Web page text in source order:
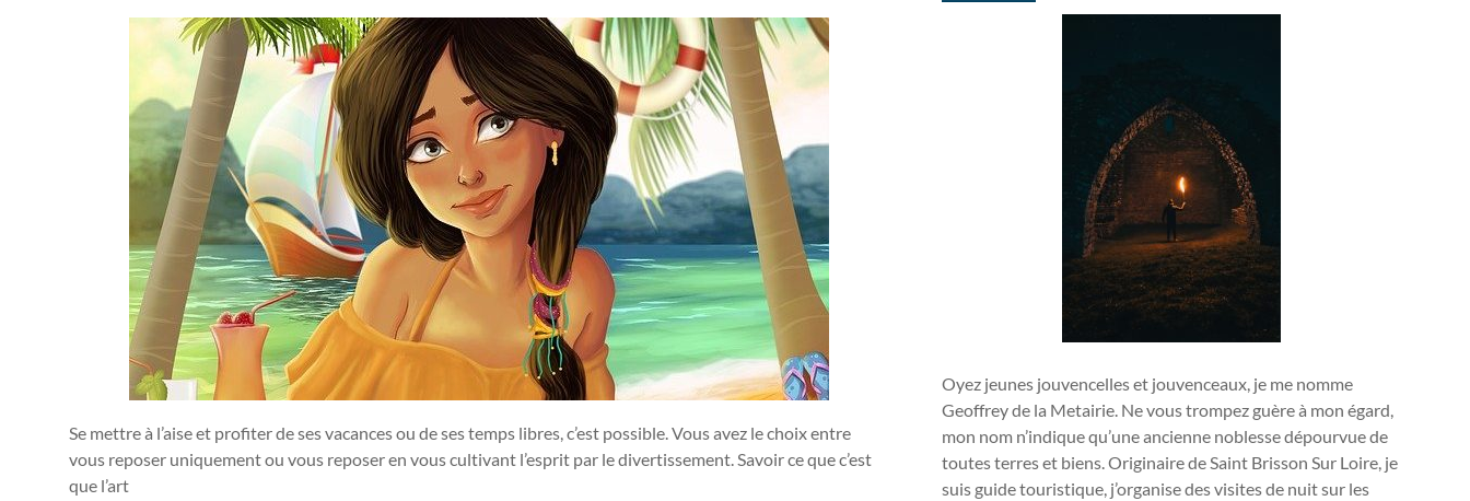
Se mettre à l’aise et profiter de ses vacances ou de ses temps libres, c’est possible. Vous avez le choix entre
vous reposer uniquement ou vous reposer en vous cultivant l’esprit par le divertissement. Savoir ce que c’est
que l’art
Oyez jeunes jouvencelles et jouvenceaux, je me nomme
Geoffrey de la Metairie. Ne vous trompez guère à mon égard,
mon nom n’indique qu’une ancienne noblesse dépourvue de
toutes terres et biens. Originaire de Saint Brisson Sur Loire, je
suis guide touristique, j’organise des visites de nuit sur les